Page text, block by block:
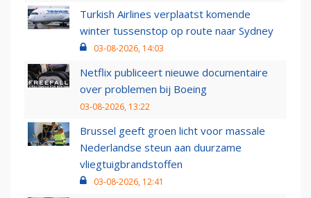
Turkish Airlines verplaatst komende
winter tussenstop op route naar Sydney
03-08-2026, 14:03
Netflix publiceert nieuwe documentaire
over problemen bij Boeing
03-08-2026, 13:22
Brussel geeft groen licht voor massale
Nederlandse steun aan duurzame
vliegtuigbrandstoffen
03-08-2026, 12:41